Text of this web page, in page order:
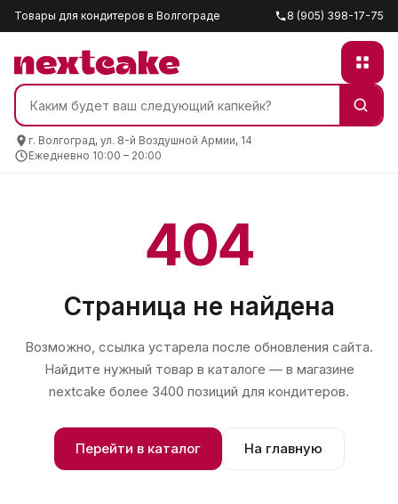
Товары для кондитеров в Волгограде 8 (905) 398-17-75
г. Волгоград, ул. 8-й Воздушной Армии, 14
Ежедневно 10:00 – 20:00
404
Страница не найдена
Возможно, ссылка устарела после обновления сайта.
Найдите нужный товар в каталоге — в магазине
nextcake более 3400 позиций для кондитеров.
Перейти в каталог На главную